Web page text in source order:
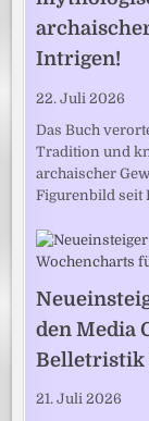
Intrigen!
22. Juli 2026
Das Buch
Tradition und
archaischer
Figurenbild seit
den Media
Belletristik
21. Juli 2026